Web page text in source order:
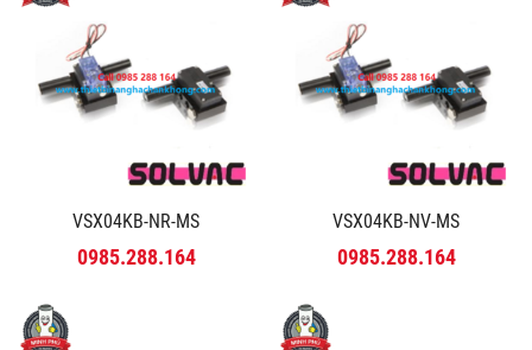
VSX04KB-NR-MS
0985.288.164
VSX04KB-NV-MS
0985.288.164